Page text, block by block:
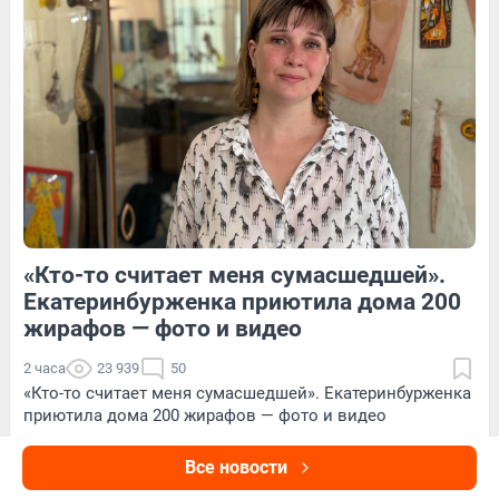
Все новости
27 Обсудить
102 Обсудить 372 4
«Кто-то считает меня сумасшедшей».
Екатеринбурженка приютила дома 200
жирафов — фото и видео
2 часа 23 939 50
«Кто-то считает меня сумасшедшей». Екатеринбурженка
приютила дома 200 жирафов — фото и видео
Лес затопило, грибы ушли в минус: чем сейчас торгуют